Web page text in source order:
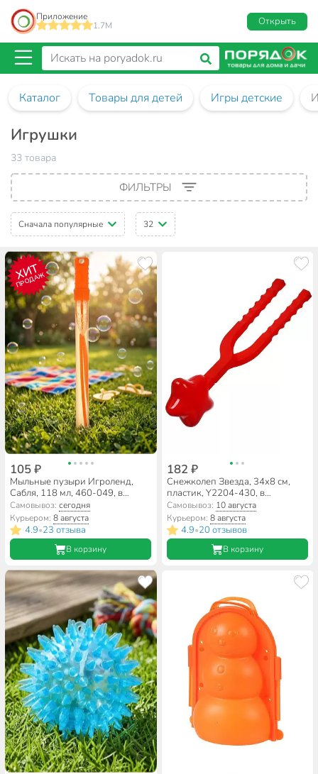
Приложение
1.7M
Открыть
Каталог Товары для детей Игры детские
Игрушки
33 товара
ФИЛЬТРЫ
Сначала популярные 32
ХИТ
ПРОДАЖ
105 ₽
Мыльные пузыри Игроленд,
Сабля, 118 мл, 460-049, в
ассортименте
Самовывоз:сегодня
Курьером:8 августа
4.9•23 отзыва
В корзину
182 ₽
Снежколеп Звезда, 34х8 см,
пластик, Y2204-430, в
ассортименте
Самовывоз: 10 августа
Курьером: 8 августа
4.9•20 отзывов
В корзину